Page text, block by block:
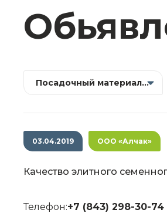
Посадочный материал и селекция
03.04.2019 ООО «Алчак»
Качество элитного
Телефон:+7 (843) 298-30-74